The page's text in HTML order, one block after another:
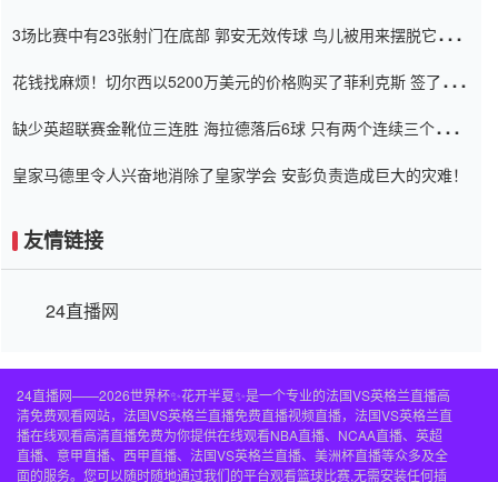
3场比赛中有23张射门在底部 郭安无效传球 鸟儿被用来摆脱它
花钱找麻烦！切尔西以5200万美元的价格购买了菲利克斯 签了7年
缺少英超联赛金靴位三连胜 海拉德落后6球 只有两个连续三个连续
皇家马德里令人兴奋地消除了皇家学会 安彭负责造成巨大的灾难！
友情链接
24直播网
24直播网——2026世界杯✨花开半夏✨是一个专业的法国VS英格兰直播高
清免费观看网站，法国VS英格兰直播免费直播视频直播，法国VS英格兰直
播在线观看高清直播免费为你提供在线观看NBA直播、NCAA直播、英超
直播、意甲直播、西甲直播、法国VS英格兰直播、美洲杯直播等众多及全
面的服务。您可以随时随地通过我们的平台观看篮球比赛,无需安装任何插